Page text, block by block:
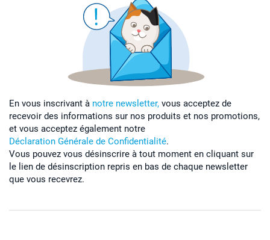
En vous inscrivant à notre newsletter, vous acceptez de
recevoir des informations sur nos produits et nos promotions,
et vous acceptez également notre
Déclaration Générale de Confidentialité.
Vous pouvez vous désinscrire à tout moment en cliquant sur
le lien de désinscription repris en bas de chaque newsletter
que vous recevrez.